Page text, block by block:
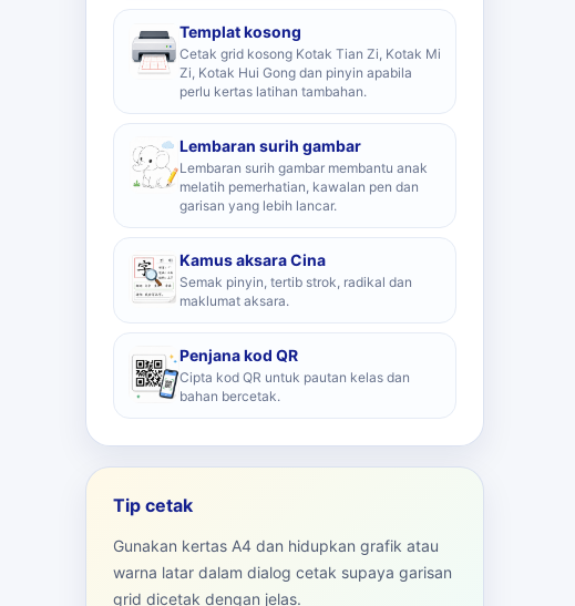
Templat kosong
Cetak grid kosong Kotak Tian Zi, Kotak Mi
Zi, Kotak Hui Gong dan pinyin apabila
perlu kertas latihan tambahan.
Lembaran surih gambar
Lembaran surih gambar membantu anak
melatih pemerhatian, kawalan pen dan
garisan yang lebih lancar.
Kamus aksara Cina
Semak pinyin, tertib strok, radikal dan
maklumat aksara.
Penjana kod QR
Cipta kod QR untuk pautan kelas dan
bahan bercetak.
Tip cetak
Gunakan kertas A4 dan hidupkan grafik atau
warna latar dalam dialog cetak supaya garisan
grid dicetak dengan jelas.